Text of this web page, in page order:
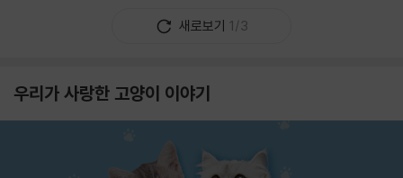
새로보기 1/3
우리가 사랑한 고양이 이야기